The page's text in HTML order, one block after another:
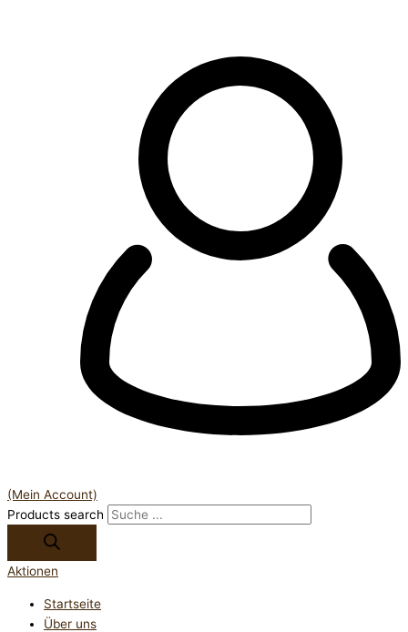
(Mein Account)
Products search
Aktionen
Startseite
Über uns